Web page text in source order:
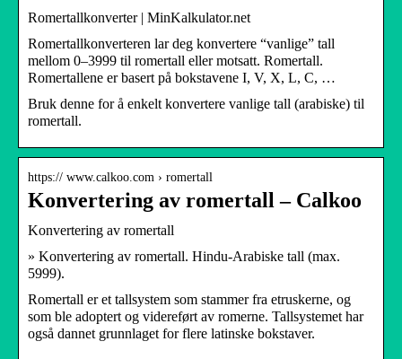
Romertallkonverter | MinKalkulator.net
Romertallkonverteren lar deg konvertere “vanlige” tall
mellom 0–3999 til romertall eller motsatt. Romertall.
Romertallene er basert på bokstavene I, V, X, L, C, …
Bruk denne for å enkelt konvertere vanlige tall (arabiske) til
romertall.
https:// www.calkoo.com › romertall
Konvertering av romertall – Calkoo
Konvertering av romertall
» Konvertering av romertall. Hindu-Arabiske tall (max.
5999).
Romertall er et tallsystem som stammer fra etruskerne, og
som ble adoptert og videreført av romerne. Tallsystemet har
også dannet grunnlaget for flere latinske bokstaver.